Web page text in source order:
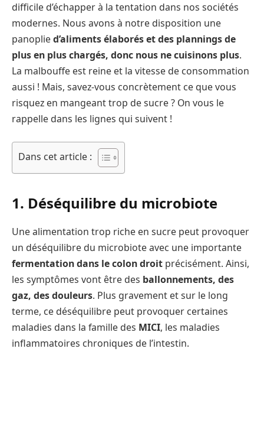
difficile d’échapper à la tentation dans nos sociétés
modernes. Nous avons à notre disposition une
panoplied’aliments élaborés et des plannings de
plus en plus chargés, donc nous ne cuisinons plus.
La malbouffe est reine et la vitesse de consommation
aussi ! Mais, savez-vous concrètement ce que vous
risquez en mangeant trop de sucre ? On vous le
rappelle dans les lignes qui suivent !
Dans cet article :
1. Déséquilibre du microbiote
Une alimentation trop riche en sucre peut provoquer
un déséquilibre du microbiote avec une importante
fermentation dans le colon droit précisément. Ainsi,
les symptômes vont être des ballonnements, des
gaz, des douleurs. Plus gravement et sur le long
terme, ce déséquilibre peut provoquer certaines
maladies dans la famille des MICI, les maladies
inflammatoires chroniques de l’intestin.